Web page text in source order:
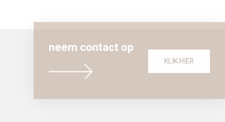
neem contact op
KLIK HIER